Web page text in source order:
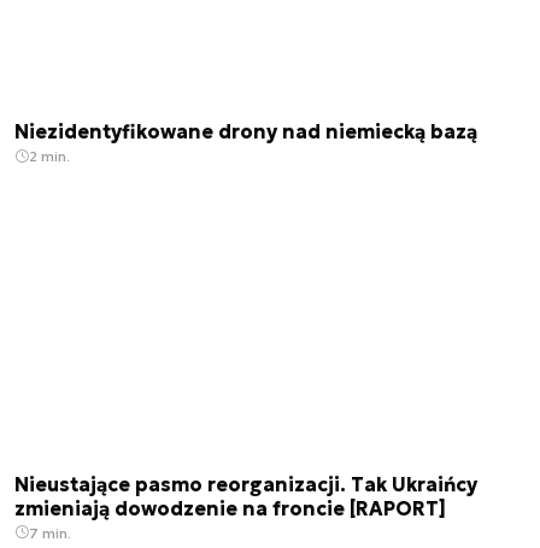
Niezidentyfikowane drony nad niemiecką bazą
2 min.
Nieustające pasmo reorganizacji. Tak Ukraińcy
zmieniają dowodzenie na froncie [RAPORT]
7 min.